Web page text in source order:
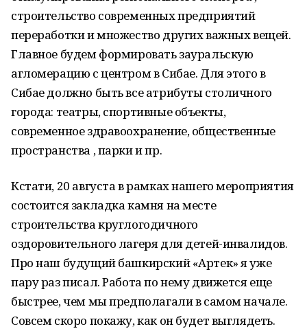
строительство современных предприятий
переработки и множество других важных вещей.
Главное будем формировать зауральскую
агломерацию с центром в Сибае. Для этого в
Сибае должно быть все атрибуты столичного
города: театры, спортивные объекты,
современное здравоохранение, общественные
пространства , парки и пр.
Кстати, 20 августа в рамках нашего мероприятия
состоится закладка камня на месте
строительства круглогодичного
оздоровительного лагеря для детей-инвалидов.
Про наш будущий башкирский «Артек» я уже
пару раз писал. Работа по нему движется еще
быстрее, чем мы предполагали в самом начале.
Совсем скоро покажу, как он будет выглядеть.